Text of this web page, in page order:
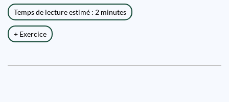
Temps de lecture estimé : 2 minutes
+ Exercice